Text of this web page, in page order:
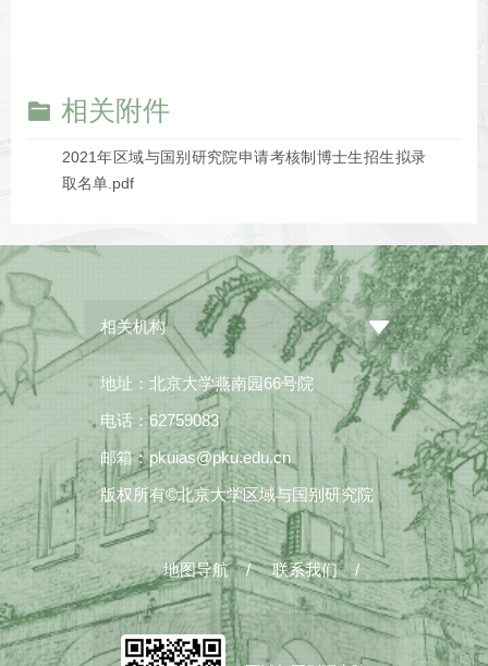
相关附件
2021年区域与国别研究院申请考核制博士生招生拟录
取名单.pdf
相关机构
地址：北京大学燕南园66号院
电话：62759083
邮箱：pkuias@pku.edu.cn
版权所有©北京大学区域与国别研究院
地图导航 / 联系我们 /